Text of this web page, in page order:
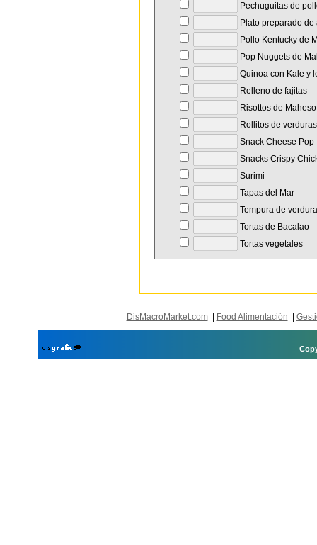
Pechuguitas de
Plato preparado
Pollo Kentucky de
Pop Nuggets de
Quinoa con Kale y
Relleno de fajitas
Risottos de Maheso
Rollitos de verduras
Snack Cheese Pop
Snacks Crispy
Surimi
Tapas del Mar
Tempura de
Tortas de Bacalao
Tortas vegetales
DisMacroMarket.com| Food Alimentación